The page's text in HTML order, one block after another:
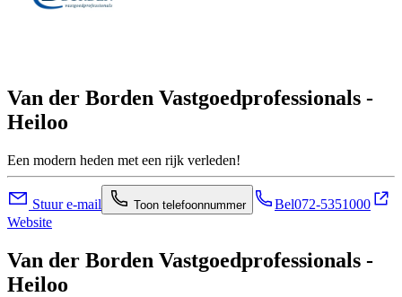
Van der Borden Vastgoedprofessionals -
Heiloo
Een modern heden met een rijk verleden!
Stuur e-mail Toon telefoonnummer Bel072-5351000
Website
Van der Borden Vastgoedprofessionals -
Heiloo